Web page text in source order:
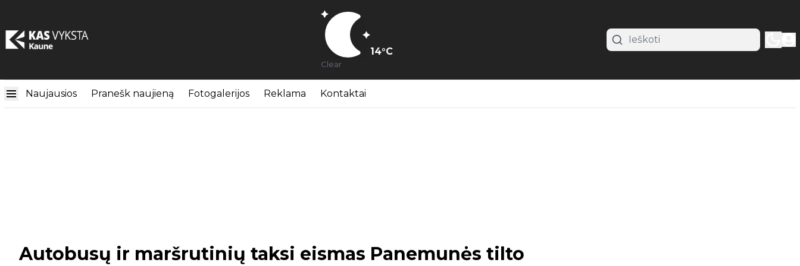
14°C
Clear
Naujausios Pranešk naujieną Fotogalerijos Reklama Kontaktai
Autobusų ir maršrutinių taksi eismas Panemunės tilto